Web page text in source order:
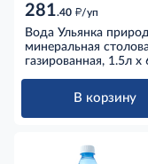
281.40 д/уп
Вода Ульянка
минеральная
газированная, 1.5л
В корзину